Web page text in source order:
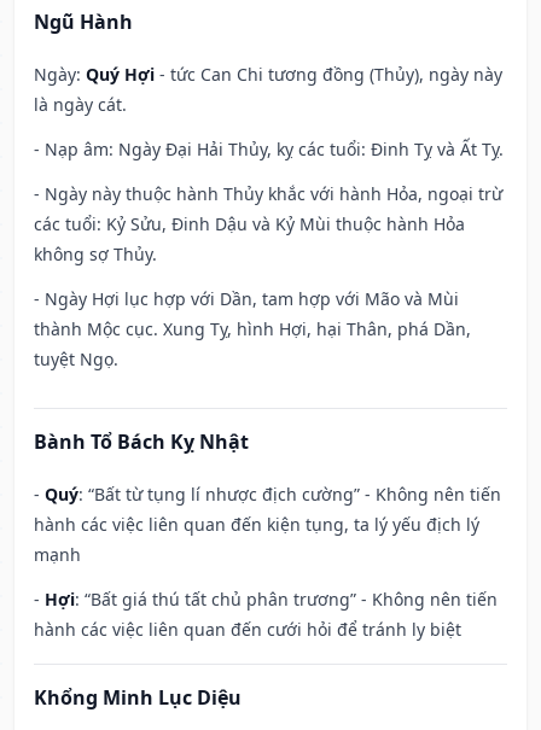
Ngũ Hành
Ngày: Quý Hợi - tức Can Chi tương đồng (Thủy), ngày này
là ngày cát.
- Nạp âm: Ngày Đại Hải Thủy, kỵ các tuổi: Đinh Tỵ và Ất Tỵ.
- Ngày này thuộc hành Thủy khắc với hành Hỏa, ngoại trừ
các tuổi: Kỷ Sửu, Đinh Dậu và Kỷ Mùi thuộc hành Hỏa
không sợ Thủy.
- Ngày Hợi lục hợp với Dần, tam hợp với Mão và Mùi
thành Mộc cục. Xung Tỵ, hình Hợi, hại Thân, phá Dần,
tuyệt Ngọ.
Bành Tổ Bách Kỵ Nhật
- Quý: “Bất từ tụng lí nhược địch cường” - Không nên tiến
hành các việc liên quan đến kiện tụng, ta lý yếu địch lý
mạnh
- Hợi: “Bất giá thú tất chủ phân trương” - Không nên tiến
hành các việc liên quan đến cưới hỏi để tránh ly biệt
Khổng Minh Lục Diệu